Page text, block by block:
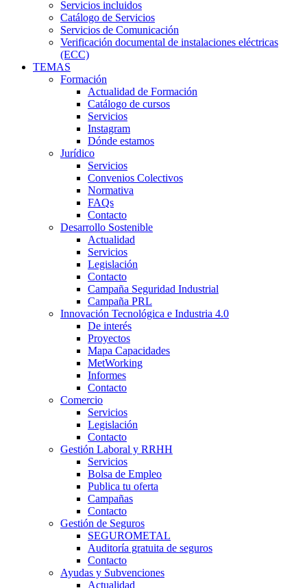
Servicios incluidos
Catálogo de Servicios
Servicios de Comunicación
Verificación documental de instalaciones eléctricas
(ECC)
TEMAS
Formación
Actualidad de Formación
Catálogo de cursos
Servicios
Instagram
Dónde estamos
Jurídico
Servicios
Convenios Colectivos
Normativa
FAQs
Contacto
Desarrollo Sostenible
Actualidad
Servicios
Legislación
Contacto
Campaña Seguridad Industrial
Campaña PRL
Innovación Tecnológica e Industria 4.0
De interés
Proyectos
Mapa Capacidades
MetWorking
Informes
Contacto
Comercio
Servicios
Legislación
Contacto
Gestión Laboral y RRHH
Servicios
Bolsa de Empleo
Publica tu oferta
Campañas
Contacto
Gestión de Seguros
SEGUROMETAL
Auditoría gratuita de seguros
Contacto
Ayudas y Subvenciones
Actualidad